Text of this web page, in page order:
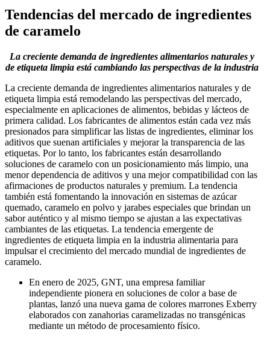
Tendencias del mercado de ingredientes
de caramelo
La creciente demanda de ingredientes alimentarios naturales y
de etiqueta limpia está cambiando las perspectivas de la industria
La creciente demanda de ingredientes alimentarios naturales y de
etiqueta limpia está remodelando las perspectivas del mercado,
especialmente en aplicaciones de alimentos, bebidas y lácteos de
primera calidad. Los fabricantes de alimentos están cada vez más
presionados para simplificar las listas de ingredientes, eliminar los
aditivos que suenan artificiales y mejorar la transparencia de las
etiquetas. Por lo tanto, los fabricantes están desarrollando
soluciones de caramelo con un posicionamiento más limpio, una
menor dependencia de aditivos y una mejor compatibilidad con las
afirmaciones de productos naturales y premium. La tendencia
también está fomentando la innovación en sistemas de azúcar
quemado, caramelo en polvo y jarabes especiales que brindan un
sabor auténtico y al mismo tiempo se ajustan a las expectativas
cambiantes de las etiquetas. La tendencia emergente de
ingredientes de etiqueta limpia en la industria alimentaria para
impulsar el crecimiento del mercado mundial de ingredientes de
caramelo.
En enero de 2025, GNT, una empresa familiar
independiente pionera en soluciones de color a base de
plantas, lanzó una nueva gama de colores marrones Exberry
elaborados con zanahorias caramelizadas no transgénicas
mediante un método de procesamiento físico.